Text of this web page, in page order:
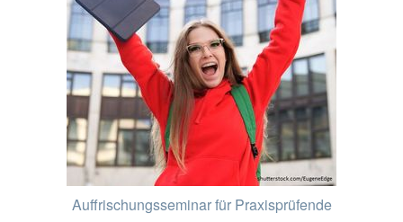
Auffrischungsseminar für Praxisprüfende